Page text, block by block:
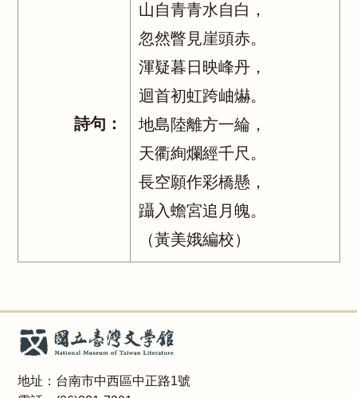
詩句：
山自青青水自白，
忽然瞥見崖頭赤。
渾疑暮日映峰丹，
迴首初虹跨岫爀。
地島陸離方一綸，
天衢絢爛經千尺。
長空願作彩橋懸，
躡入蟾宮追月魄。
（黃美娥編校）
地址：台南市中西區中正路1號